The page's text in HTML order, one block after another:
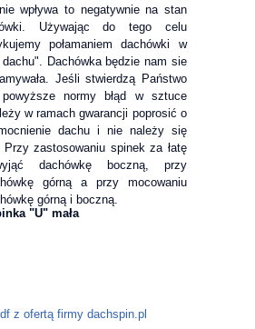
wpływa to negatywnie na stan
Używając do tego celu
połamaniem dachówki w
Dachówka będzie nam sie
Jeśli stwierdzą Państwo
normy błąd w sztuce
w ramach gwarancji poprosić o
dachu i nie należy się
Przy zastosowaniu spinek za łatę
dachówkę boczną, przy
górną a przy mocowaniu
górną i boczną.
"U" mała
z ofertą firmy dachspin.pl